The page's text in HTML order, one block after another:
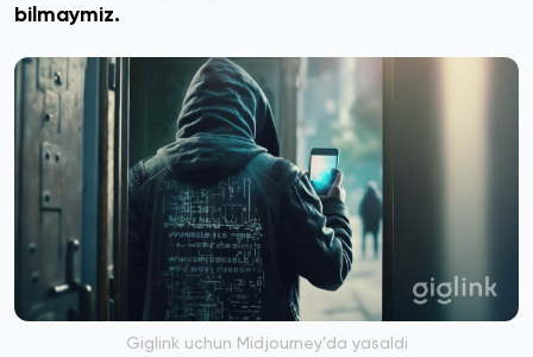
bilmaymiz.
Giglink uchun Midjourney’da yasaldi